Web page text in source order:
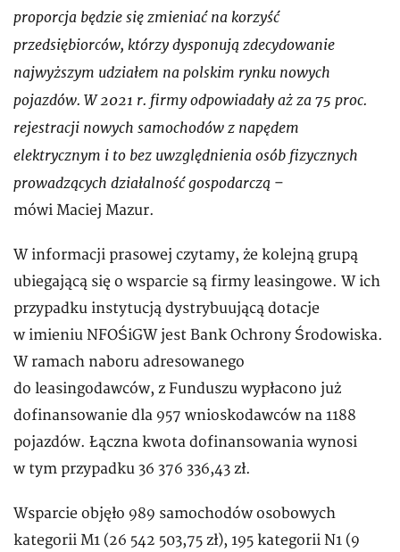
proporcja będzie się zmieniać na korzyść
przedsiębiorców, którzy dysponują zdecydowanie
najwyższym udziałem na polskim rynku nowych
pojazdów. W 2021 r. firmy odpowiadały aż za 75 proc.
rejestracji nowych samochodów z napędem
elektrycznym i to bez uwzględnienia osób fizycznych
prowadzących działalność gospodarczą –
mówi Maciej Mazur.
W informacji prasowej czytamy, że kolejną grupą
ubiegającą się o wsparcie są firmy leasingowe. W ich
przypadku instytucją dystrybuującą dotacje
w imieniu NFOŚiGW jest Bank Ochrony Środowiska.
W ramach naboru adresowanego
do leasingodawców, z Funduszu wypłacono już
dofinansowanie dla 957 wnioskodawców na 1188
pojazdów. Łączna kwota dofinansowania wynosi
w tym przypadku 36 376 336,43 zł.
Wsparcie objęło 989 samochodów osobowych
kategorii M1 (26 542 503,75 zł), 195 kategorii N1 (9